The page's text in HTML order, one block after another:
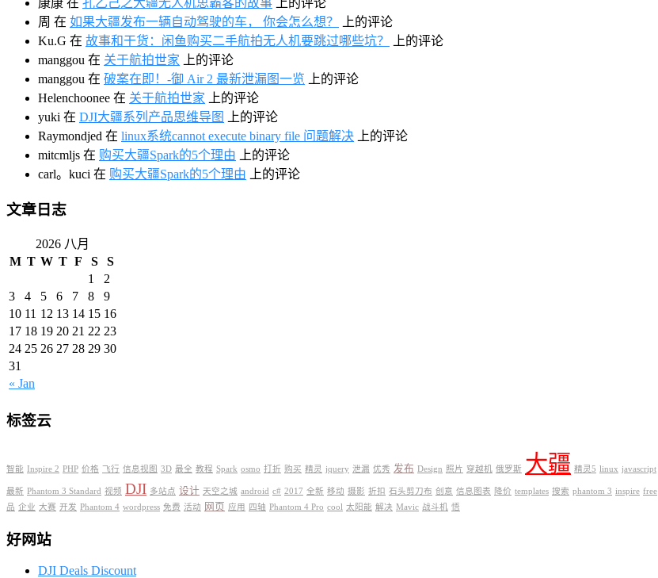
周 在 如果大疆发布一辆自动驾驶的车， 你会怎么想？
上的评论
Ku.G 在 故事和干货：闲鱼购买二手航拍无人机要跳过哪些坑？
上的评论
manggou 在 关于航拍世家 上的评论
manggou 在 破案在即！-御 Air 2 最新泄漏图一览 上的评论
Helenchoonee 在 关于航拍世家 上的评论
yuki 在 DJI大疆系列产品思维导图
上的评论
Raymondjed 在 linux系统cannot execute binary file 问题解决 上的评论
mitcmljs 在 购买大疆Spark的5个理由 上的评论
carl。kuci 在 购买大疆Spark的5个理由 上的评论
文章日志
2026 八月
M T W T F S S
« Jan
1
2
3
4 5 6 7 8
9
10 11 12 13 14 15 16
17 18 19 20 21 22 23
24 25 26 27 28 29 30
31
标签云
智能 Inspire 2 PHP 价格 飞行 信息视图 3D 最全 教程 Spark osmo 打折 购买 精灵 jquery 泄漏 优秀 发布 Design 照片 穿越机 俄罗斯 大疆 精灵5 linux javascript
最新 Phantom 3 Standard 视频 DJI 多站点 设计 天空之城 android c# 2017 全新 移动 摄影 折扣 石头剪刀布 创意 信息图表 降价 templates 搜索 phantom 3 inspire free
品 企业 大赛 开发 Phantom 4 wordpress 免费 活动 网页 应用 四轴 Phantom 4 Pro cool 太阳能 解决 Mavic 战斗机 悟
好网站
DJI Deals Discount